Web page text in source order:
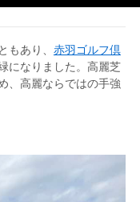
もあり、 赤羽ゴルフ倶
になりました。高麗芝
、高麗ならではの手強